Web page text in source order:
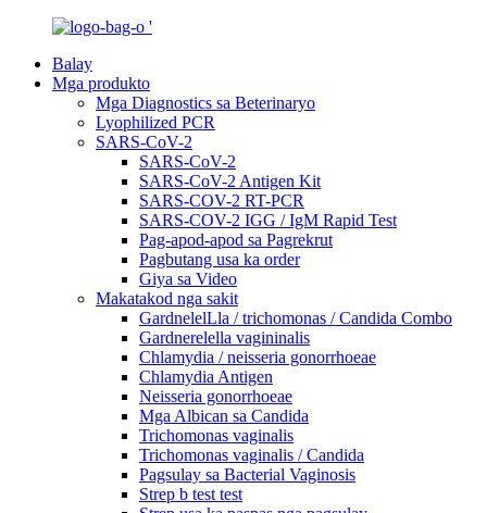
Balay
Mga produkto
Mga Diagnostics sa Beterinaryo
Lyophilized PCR
SARS-CoV-2
SARS-CoV-2
SARS-CoV-2 Antigen Kit
SARS-COV-2 RT-PCR
SARS-COV-2 IGG / IgM Rapid Test
Pag-apod-apod sa Pagrekrut
Pagbutang usa ka order
Giya sa Video
Makatakod nga sakit
GardnelelLla / trichomonas / Candida Combo
Gardnerelella vagininalis
Chlamydia / neisseria gonorrhoeae
Chlamydia Antigen
Neisseria gonorrhoeae
Mga Albican sa Candida
Trichomonas vaginalis
Trichomonas vaginalis / Candida
Pagsulay sa Bacterial Vaginosis
Strep b test test